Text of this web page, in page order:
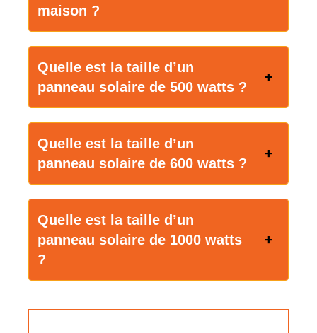
maison ?
Quelle est la taille d’un
panneau solaire de 500 watts ?
Quelle est la taille d’un
panneau solaire de 600 watts ?
Quelle est la taille d’un
panneau solaire de 1000 watts
?